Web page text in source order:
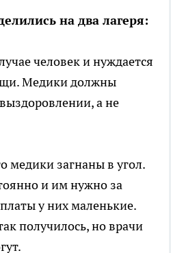
на два лагеря:
человек и нуждается
Медики должны
а не
медики загнаны в угол.
и им нужно за
у них маленькие.
получилось, но врачи